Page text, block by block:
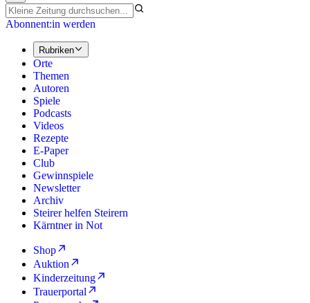
Abonnent:in werden
Rubriken
Orte
Themen
Autoren
Spiele
Podcasts
Videos
Rezepte
E-Paper
Club
Gewinnspiele
Newsletter
Archiv
Steirer helfen Steirern
Kärntner in Not
Shop
Auktion
Kinderzeitung
Trauerportal